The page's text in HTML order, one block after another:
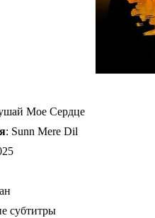
Мое Сердце
: Sunn Mere Dil
субтитры